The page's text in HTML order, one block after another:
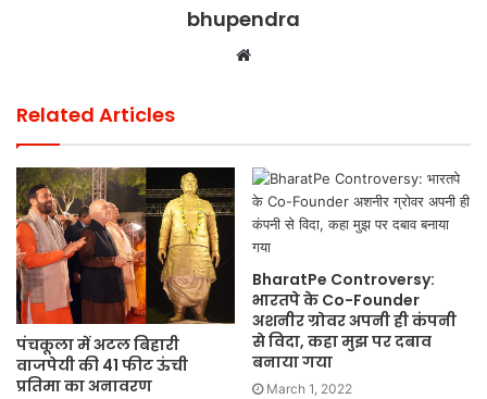
bhupendra
Website
Related Articles
पंचकूला में अटल बिहारी
वाजपेयी की 41 फीट ऊंची
प्रतिमा का अनावरण
BharatPe Controversy:
भारतपे के Co-Founder
अशनीर ग्रोवर अपनी ही कंपनी
से विदा, कहा मुझ पर दबाव
बनाया गया
March 1, 2022